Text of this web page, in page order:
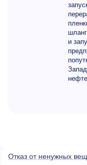
и
Отказ от ненужных